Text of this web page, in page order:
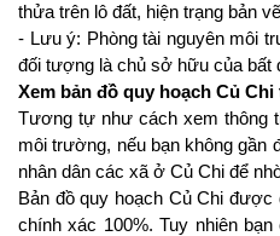
thửa trên lô đất, hiện trạng bản
- Lưu ý: Phòng tài nguyên môi
đối tượng là chủ sở hữu của bất
Xem bản đồ quy hoạch Củ
Tương tự như cách xem thông
môi trường, nếu bạn không gần
nhân dân các xã ở Củ Chi để
Bản đồ quy hoạch Củ Chi được
chính xác 100%. Tuy nhiên